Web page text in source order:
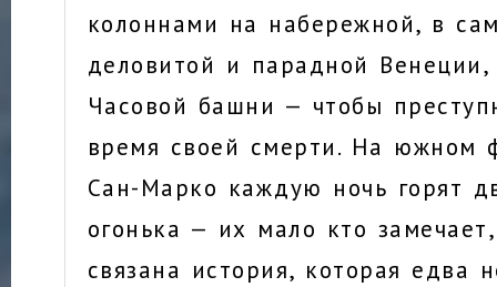
колоннами на набережной, в
деловитой и парадной
Часовой башни — чтобы
время своей смерти. На южном
Сан-Марко каждую ночь горят
огонька — их мало кто
связана история, которая едва